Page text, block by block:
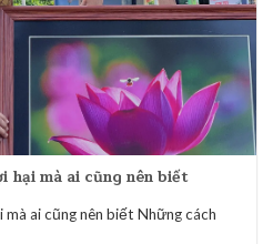
hại mà ai cũng nên biết
ai cũng nên biết Những cách